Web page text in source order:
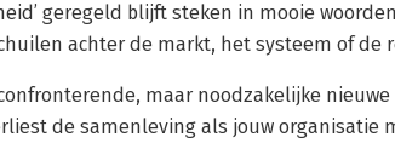
geregeld blijft steken in mooie
achter de markt, het systeem of de
maar noodzakelijke
de samenleving als jouw organisatie